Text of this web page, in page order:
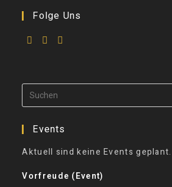
Folge Uns
Events
Aktuell sind keine Events geplant.
Vorfreude (Event)